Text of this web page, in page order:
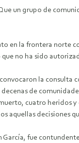
un grupo de
la frontera norte
no ha sido
la
de
cuatro heridos
aquellas decisiones
fue